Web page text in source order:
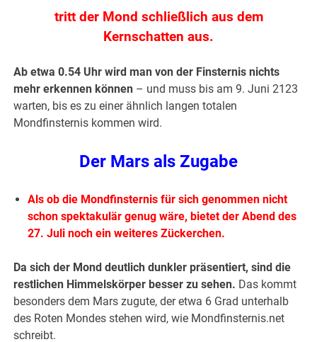
tritt der Mond schließlich aus dem
Kernschatten aus.
Ab etwa 0.54 Uhr wird man von der Finsternis nichts
mehr erkennen können – und muss bis am 9. Juni 2123
warten, bis es zu einer ähnlich langen totalen
Mondfinsternis kommen wird.
Der Mars als Zugabe
Als ob die Mondfinsternis für sich genommen nicht
schon spektakulär genug wäre, bietet der Abend des
27. Juli noch ein weiteres Zückerchen.
Da sich der Mond deutlich dunkler präsentiert, sind die
restlichen Himmelskörper besser zu sehen. Das kommt
besonders dem Mars zugute, der etwa 6 Grad unterhalb
des Roten Mondes stehen wird, wie Mondfinsternis.net
schreibt.